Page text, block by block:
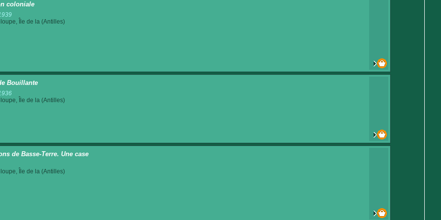
coloniale
Île de la (Antilles)
Bouillante
Île de la (Antilles)
de Basse-Terre. Une case
Île de la (Antilles)